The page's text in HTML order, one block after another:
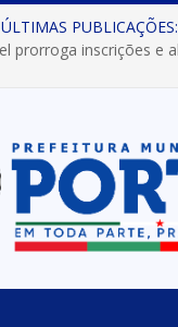
ÚLTIMAS PUBLICAÇÕES: